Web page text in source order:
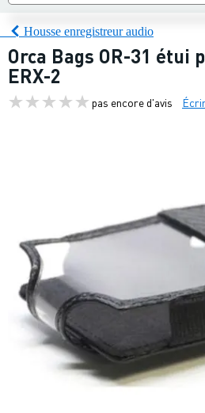
Housse enregistreur audio
Orca Bags OR-31 étui
ERX-2
pas encore d'avis